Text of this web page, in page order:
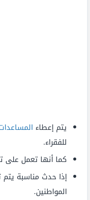
يتم إعطاء
للفقراء.
كما أنها تعمل على
إذا حدث مناسبة يتم
المواطنين.